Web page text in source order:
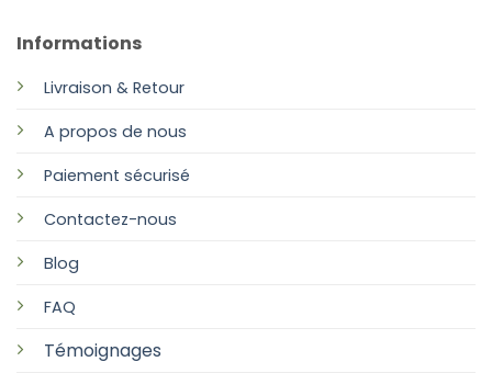
Informations
Livraison & Retour
A propos de nous
Paiement sécurisé
Contactez-nous
Blog
FAQ
Témoignages